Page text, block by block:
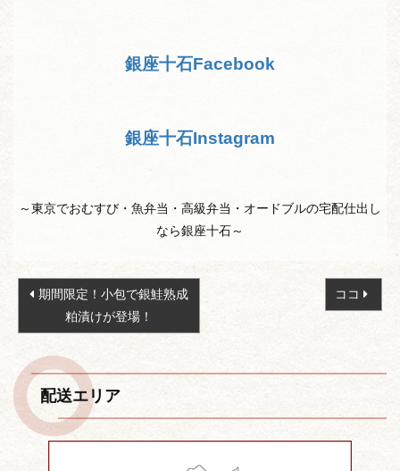
銀座十石Facebook
銀座十石Instagram
～東京でおむすび・魚弁当・高級弁当・オードブルの宅配仕出し
なら銀座十石～
投
ナ
ビ
ゲ
ー
シ
期間限定！小包で銀鮭熟成
粕漬けが登場！
ココ
配送エリア